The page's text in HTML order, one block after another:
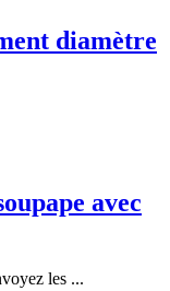
diamètre
avec
les ...